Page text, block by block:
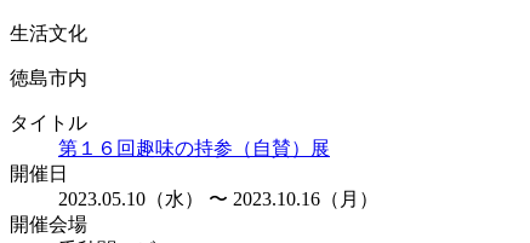
生活文化
徳島市内
タイトル
第１６回趣味の持参（自賛）展
開催日
2023.05.10（水） 〜 2023.10.16（月）
開催会場